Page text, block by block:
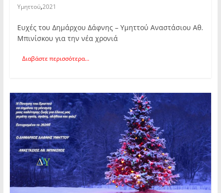
Υμηττού,2021
Ευχές του Δημάρχου Δάφνης – Υμηττού Αναστάσιου Αθ.
Μπινίσκου για την νέα χρονιά
Διαβάστε περισσότερα...